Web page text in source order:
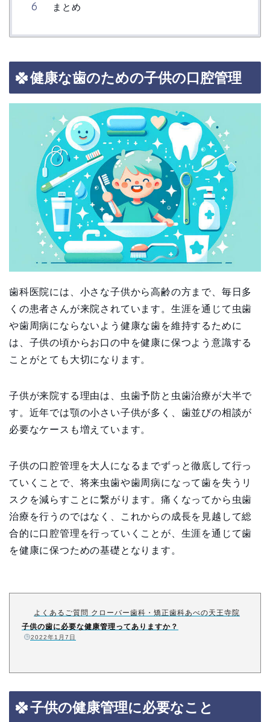
まとめ
健康な歯のための子供の口腔管理
歯科医院には、小さな子供から高齢の方まで、毎日多
くの患者さんが来院されています。生涯を通じて虫歯
や歯周病にならないよう健康な歯を維持するために
は、子供の頃からお口の中を健康に保つよう意識する
ことがとても大切になります。
子供が来院する理由は、虫歯予防と虫歯治療が大半で
す。近年では顎の小さい子供が多く、歯並びの相談が
必要なケースも増えています。
子供の口腔管理を大人になるまでずっと徹底して行っ
ていくことで、将来虫歯や歯周病になって歯を失うリ
スクを減らすことに繋がります。痛くなってから虫歯
治療を行うのではなく、これからの成長を見越して総
合的に口腔管理を行っていくことが、生涯を通じて歯
を健康に保つための基礎となります。
よくあるご質問 クローバー歯科・矯正歯科あべの天王寺院
子供の歯に必要な健康管理ってありますか？
2022年1月7日
子供の健康管理に必要なこと